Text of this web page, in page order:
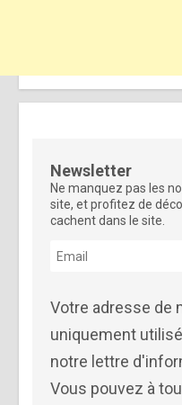
Newsletter
Ne manquez pas les
site, et profitez de
cachent dans le site.
Votre adresse de
uniquement
notre lettre
Vous pouvez à